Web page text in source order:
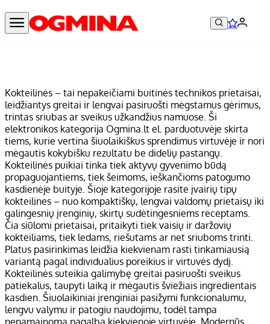
Kokteilinės – tai nepakeičiami buitinės technikos prietaisai,
leidžiantys greitai ir lengvai pasiruošti mėgstamus gėrimus,
trintas sriubas ar sveikus užkandžius namuose. Ši
elektronikos kategorija Ogmina.lt el. parduotuvėje skirta
tiems, kurie vertina šiuolaikiškus sprendimus virtuvėje ir nori
mėgautis kokybišku rezultatu be didelių pastangų.
Kokteilinės puikiai tinka tiek aktyvų gyvenimo būdą
propaguojantiems, tiek šeimoms, ieškančioms patogumo
kasdienėje buityje. Šioje kategorijoje rasite įvairių tipų
kokteilines – nuo kompaktiškų, lengvai valdomų prietaisų iki
galingesnių įrenginių, skirtų sudėtingesniems receptams.
Čia siūlomi prietaisai, pritaikyti tiek vaisių ir daržovių
kokteiliams, tiek ledams, riešutams ar net sriuboms trinti.
Platus pasirinkimas leidžia kiekvienam rasti tinkamiausią
variantą pagal individualius poreikius ir virtuvės dydį.
Kokteilinės suteikia galimybę greitai pasiruošti sveikus
patiekalus, taupyti laiką ir mėgautis šviežiais ingredientais
kasdien. Šiuolaikiniai įrenginiai pasižymi funkcionalumu,
lengvu valymu ir patogiu naudojimu, todėl tampa
nepamainoma pagalba kiekvienoje virtuvėje. Modernūs